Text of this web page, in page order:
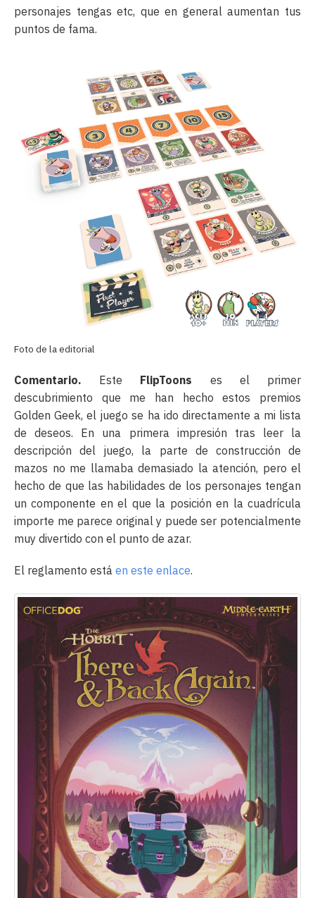
personajes tengas etc, que en general aumentan tus
puntos de fama.
Foto de la editorial
Comentario. Este FlipToons es el primer
descubrimiento que me han hecho estos premios
Golden Geek, el juego se ha ido directamente a mi lista
de deseos. En una primera impresión tras leer la
descripción del juego, la parte de construcción de
mazos no me llamaba demasiado la atención, pero el
hecho de que las habilidades de los personajes tengan
un componente en el que la posición en la cuadrícula
importe me parece original y puede ser potencialmente
muy divertido con el punto de azar.
El reglamento está en este enlace.